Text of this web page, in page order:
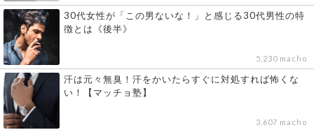
30代女性が「この男ないな！」と感じる30代男性の特
徴とは《後半》
5,230 macho
汗は元々無臭！汗をかいたらすぐに対処すれば怖くな
い！【マッチョ塾】
3,607 macho